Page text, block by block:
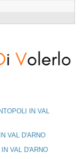
IN VAL
VAL D'ARNO
VAL D'ARNO